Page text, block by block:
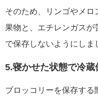
そのため、リンゴやメロ
果物と、エチレンガスが
で保存しないようにしま
5.寝かせた状態で冷蔵
ブロッコリーを保存する